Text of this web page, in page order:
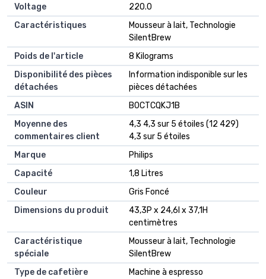
Voltage
‎220.0
Caractéristiques
‎Mousseur à lait, Technologie
SilentBrew
Poids de l'article
‎8 Kilograms
Disponibilité des pièces
détachées
‎Information indisponible sur les
pièces détachées
ASIN
B0CTCQKJ1B
Moyenne des
commentaires client
4,3 4,3 sur 5 étoiles (12 429)
4,3 sur 5 étoiles
Marque
Philips
Capacité
1,8 Litres
Couleur
Gris Foncé
Dimensions du produit
43,3P x 24,6l x 37,1H
centimètres
Caractéristique
spéciale
Mousseur à lait, Technologie
SilentBrew
Type de cafetière
Machine à espresso